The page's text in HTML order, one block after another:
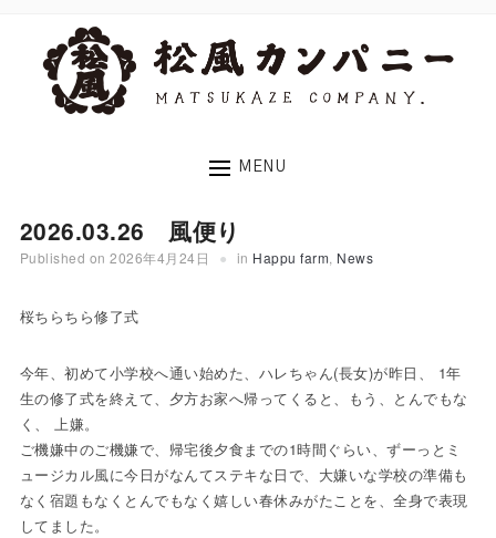
MENU
2026.03.26 風便り
Published on2026年4月24日 in Happu farm News
桜ちらちら修了式
今年、初めて小学校へ通い始めた、ハレちゃん(長女)が昨日、 1年
生の修了式を終えて、夕方お家へ帰ってくると、もう、とんでもな
く、 上嫌。
ご機嫌中のご機嫌で、帰宅後夕食までの1時間ぐらい、ずーっとミ
ュージカル風に今日がなんてステキな日で、大嫌いな学校の準備も
なく宿題もなくとんでもなく嬉しい春休みがたことを、全身で表現
してました。